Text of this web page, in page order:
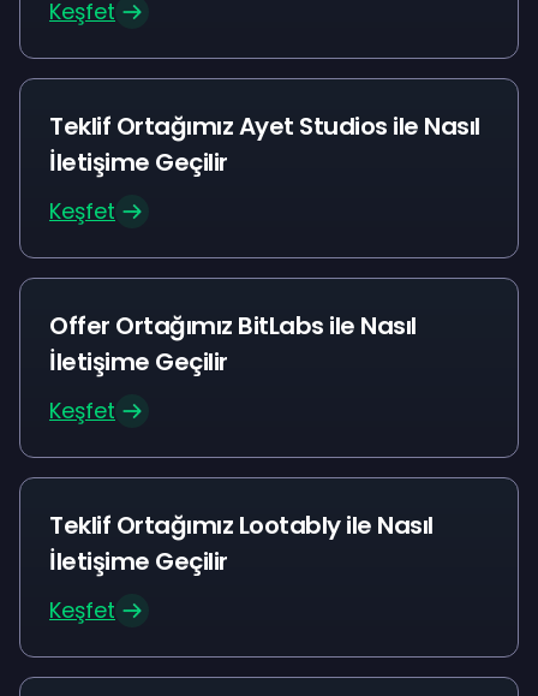
Keşfet
Teklif Ortağımız Ayet Studios ile Nasıl
İletişime Geçilir
Keşfet
Offer Ortağımız BitLabs ile Nasıl
İletişime Geçilir
Keşfet
Teklif Ortağımız Lootably ile Nasıl
İletişime Geçilir
Keşfet